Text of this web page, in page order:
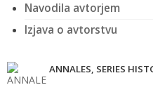
Navodila avtorjem
Izjava o avtorstvu
ANNALES, SERIES